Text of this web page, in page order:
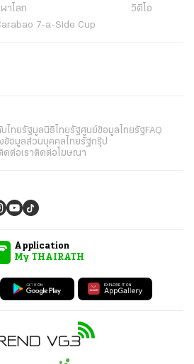
าโลก
วิดีโอ
7-a-Side Cup
ไทยรัฐมูลนิธิไทยรัฐศูนย์ข้อมูลไทยรัฐFAQ
ข้อมูลส่วนบุคคลไทยรัฐกรุ๊ป
ดต่อเราติดต่อโฆษณา
Application
My THAIRATH